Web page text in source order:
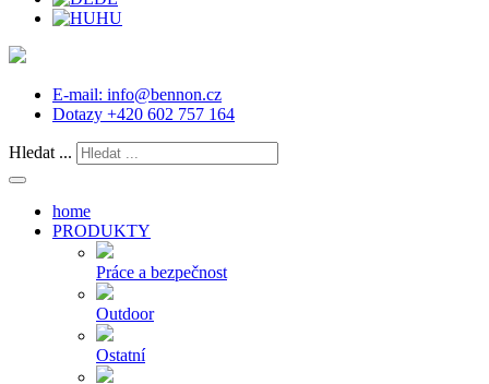
HU
E-mail: info@bennon.cz
Dotazy +420 602 757 164
Hledat ...
home
PRODUKTY
Práce a bezpečnost
Outdoor
Ostatní